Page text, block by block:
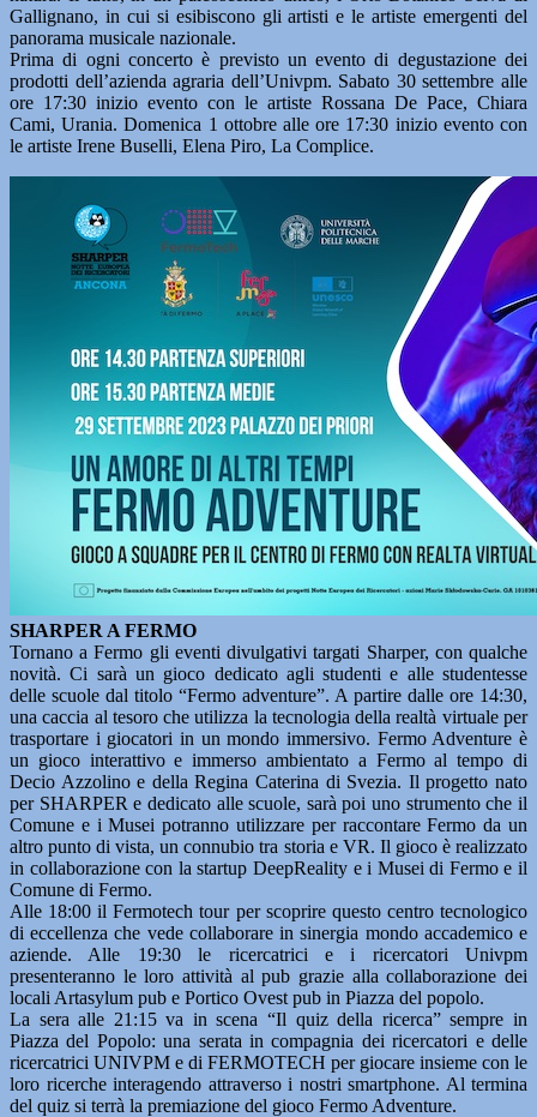
Gallignano, in cui si esibiscono gli artisti e le artiste emergenti del
panorama musicale nazionale.
Prima di ogni concerto è previsto un evento di degustazione dei
prodotti dell’azienda agraria dell’Univpm. Sabato 30 settembre alle
ore 17:30 inizio evento con le artiste Rossana De Pace, Chiara
Cami, Urania. Domenica 1 ottobre alle ore 17:30 inizio evento con
le artiste Irene Buselli, Elena Piro, La Complice.
SHARPER A FERMO
Tornano a Fermo gli eventi divulgativi targati Sharper, con qualche
novità. Ci sarà un gioco dedicato agli studenti e alle studentesse
delle scuole dal titolo “Fermo adventure”. A partire dalle ore 14:30,
una caccia al tesoro che utilizza la tecnologia della realtà virtuale per
trasportare i giocatori in un mondo immersivo. Fermo Adventure è
un gioco interattivo e immerso ambientato a Fermo al tempo di
Decio Azzolino e della Regina Caterina di Svezia. Il progetto nato
per SHARPER e dedicato alle scuole, sarà poi uno strumento che il
Comune e i Musei potranno utilizzare per raccontare Fermo da un
altro punto di vista, un connubio tra storia e VR. Il gioco è realizzato
in collaborazione con la startup DeepReality e i Musei di Fermo e il
Comune di Fermo.
Alle 18:00 il Fermotech tour per scoprire questo centro tecnologico
di eccellenza che vede collaborare in sinergia mondo accademico e
aziende. Alle 19:30 le ricercatrici e i ricercatori Univpm
presenteranno le loro attività al pub grazie alla collaborazione dei
locali Artasylum pub e Portico Ovest pub in Piazza del popolo.
La sera alle 21:15 va in scena “Il quiz della ricerca” sempre in
Piazza del Popolo: una serata in compagnia dei ricercatori e delle
ricercatrici UNIVPM e di FERMOTECH per giocare insieme con le
loro ricerche interagendo attraverso i nostri smartphone. Al termina
del quiz si terrà la premiazione del gioco Fermo Adventure.